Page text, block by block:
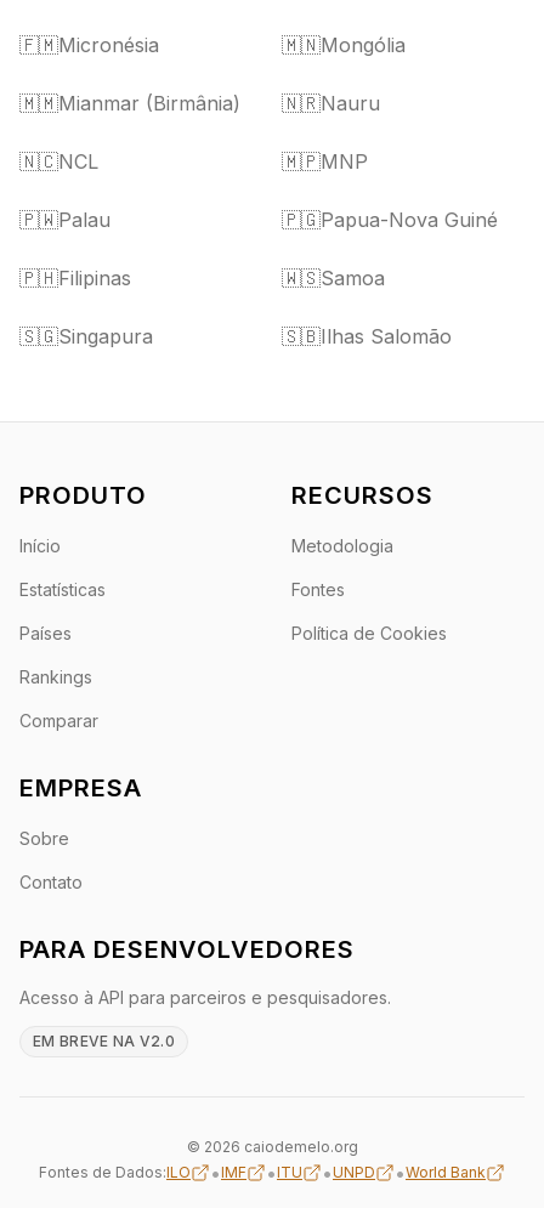
🇫🇲Micronésia 🇲🇳Mongólia
🇲🇲Mianmar (Birmânia) 🇳🇷Nauru
🇳🇨NCL 🇲🇵MNP
🇵🇼Palau 🇵🇬Papua-Nova Guiné
🇵🇭Filipinas 🇼🇸Samoa
🇸🇬Singapura 🇸🇧Ilhas Salomão
PRODUTO
Início
Estatísticas
Países
Rankings
Comparar
RECURSOS
Metodologia
Fontes
Política de Cookies
EMPRESA
Sobre
Contato
PARA DESENVOLVEDORES
Acesso à API para parceiros e pesquisadores.
EM BREVE NA V2.0
© 2026 caiodemelo.org
Fontes de Dados:ILO •IMF •ITU •UNPD •World Bank